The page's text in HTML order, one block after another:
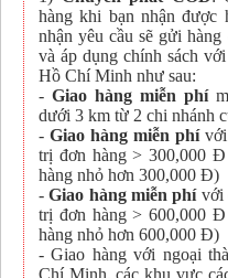
hàng khi bạn nhận được
nhận yêu cầu sẽ gửi
và áp dụng chính sách
Hồ Chí Minh như sau:
- Giao hàng miễn phí
dưới 3 km từ 2 chi nhánh
- Giao hàng miễn phívới
trị đơn hàng > 300,000
hàng nhỏ hơn 300,000 Đ)
-Giao hàng miễn phívới
trị đơn hàng > 600,000
hàng nhỏ hơn 600,000 Đ)
- Giao hàng với ngoại
Chí Minh, các khu vực